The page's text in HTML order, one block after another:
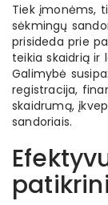
Tiek įmonėms,
sėkmingų
prisideda prie
teikia skaidrią ir
Galimybė
registracija,
skaidrumą,
sandoriais.